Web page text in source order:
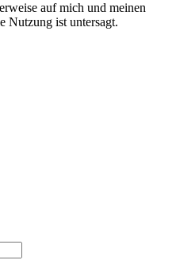
auf mich und meinen
Nutzung ist untersagt.